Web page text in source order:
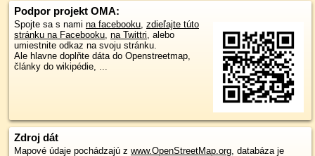
Podpor projekt OMA:
Spojte sa s nami na facebooku, zdieľajte túto
stránku na Facebooku, na Twittri, alebo
umiestnite odkaz na svoju stránku.
Ale hlavne doplňte dáta do Openstreetmap,
články do wikipédie, ...
Zdroj dát
Mapové údaje pochádzajú z www.OpenStreetMap.org, databáza je